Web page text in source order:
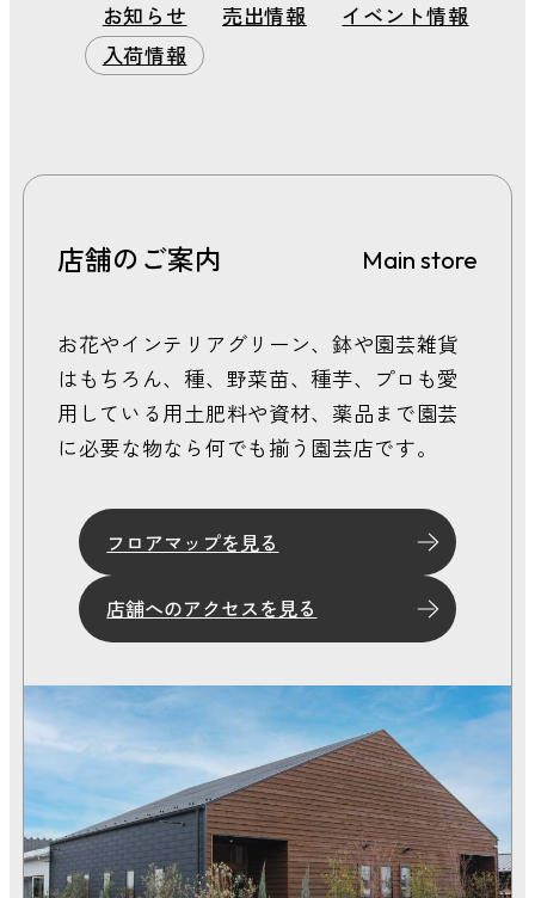
お知らせ 売出情報
イベント情報
入荷情報
2026年 6月
2026年 5月
2026年 4月
2026年 1月
2025年 10月
2025年 8月
2025年 7月
2025年 6月
2025年 5月
2025年 4月
店舗のご案内 Main store
お花やインテリアグリーン、鉢や園芸雑貨
はもちろん、種、野菜苗、種芋、プロも愛
用している用土肥料や資材、薬品まで園芸
に必要な物なら何でも揃う園芸店です。
フロアマップを見る
店舗へのアクセスを見る